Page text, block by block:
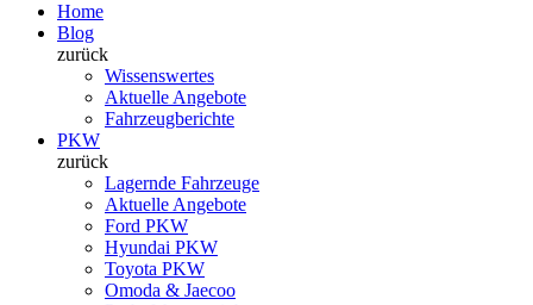
Home
Blog
zurück
Wissenswertes
Aktuelle Angebote
Fahrzeugberichte
PKW
zurück
Lagernde Fahrzeuge
Aktuelle Angebote
Ford PKW
Hyundai PKW
Toyota PKW
Omoda & Jaecoo